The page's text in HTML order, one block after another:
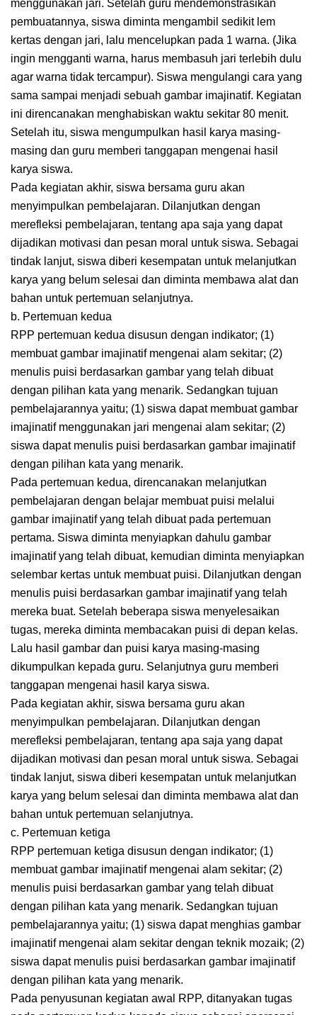
menggunakan jari. Setelah guru mendemonstrasikan
pembuatannya, siswa diminta mengambil sedikit lem
kertas dengan jari, lalu mencelupkan pada 1 warna. (Jika
ingin mengganti warna, harus membasuh jari terlebih dulu
agar warna tidak tercampur). Siswa mengulangi cara yang
sama sampai menjadi sebuah gambar imajinatif. Kegiatan
ini direncanakan menghabiskan waktu sekitar 80 menit.
Setelah itu, siswa mengumpulkan hasil karya masing-
masing dan guru memberi tanggapan mengenai hasil
karya siswa.
Pada kegiatan akhir, siswa bersama guru akan
menyimpulkan pembelajaran. Dilanjutkan dengan
merefleksi pembelajaran, tentang apa saja yang dapat
dijadikan motivasi dan pesan moral untuk siswa. Sebagai
tindak lanjut, siswa diberi kesempatan untuk melanjutkan
karya yang belum selesai dan diminta membawa alat dan
bahan untuk pertemuan selanjutnya.
b. Pertemuan kedua
RPP pertemuan kedua disusun dengan indikator; (1)
membuat gambar imajinatif mengenai alam sekitar; (2)
menulis puisi berdasarkan gambar yang telah dibuat
dengan pilihan kata yang menarik. Sedangkan tujuan
pembelajarannya yaitu; (1) siswa dapat membuat gambar
imajinatif menggunakan jari mengenai alam sekitar; (2)
siswa dapat menulis puisi berdasarkan gambar imajinatif
dengan pilihan kata yang menarik.
Pada pertemuan kedua, direncanakan melanjutkan
pembelajaran dengan belajar membuat puisi melalui
gambar imajinatif yang telah dibuat pada pertemuan
pertama. Siswa diminta menyiapkan dahulu gambar
imajinatif yang telah dibuat, kemudian diminta menyiapkan
selembar kertas untuk membuat puisi. Dilanjutkan dengan
menulis puisi berdasarkan gambar imajinatif yang telah
mereka buat. Setelah beberapa siswa menyelesaikan
tugas, mereka diminta membacakan puisi di depan kelas.
Lalu hasil gambar dan puisi karya masing-masing
dikumpulkan kepada guru. Selanjutnya guru memberi
tanggapan mengenai hasil karya siswa.
Pada kegiatan akhir, siswa bersama guru akan
menyimpulkan pembelajaran. Dilanjutkan dengan
merefleksi pembelajaran, tentang apa saja yang dapat
dijadikan motivasi dan pesan moral untuk siswa. Sebagai
tindak lanjut, siswa diberi kesempatan untuk melanjutkan
karya yang belum selesai dan diminta membawa alat dan
bahan untuk pertemuan selanjutnya.
c. Pertemuan ketiga
RPP pertemuan ketiga disusun dengan indikator; (1)
membuat gambar imajinatif mengenai alam sekitar; (2)
menulis puisi berdasarkan gambar yang telah dibuat
dengan pilihan kata yang menarik. Sedangkan tujuan
pembelajarannya yaitu; (1) siswa dapat menghias gambar
imajinatif mengenai alam sekitar dengan teknik mozaik; (2)
siswa dapat menulis puisi berdasarkan gambar imajinatif
dengan pilihan kata yang menarik.
Pada penyusunan kegiatan awal RPP, ditanyakan tugas